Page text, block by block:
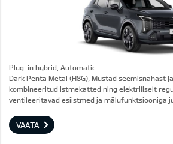
Plug-in hybrid, Automatic
Dark Penta Metal (H8G), Mustad seemisnahast
kombineeritud istmekatted ning elektriliselt
ventileeritavad esiistmed ja mälufunktsiooniga
VAATA